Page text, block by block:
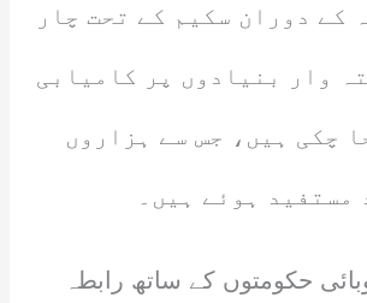
کے دوران سکیم کے تحت چار
وار بنیادوں پر کامیابی
چکی ہیں، جس سے ہزاروں
مستفید ہوئے ہیں۔
حکومتوں کے ساتھ رابطہ